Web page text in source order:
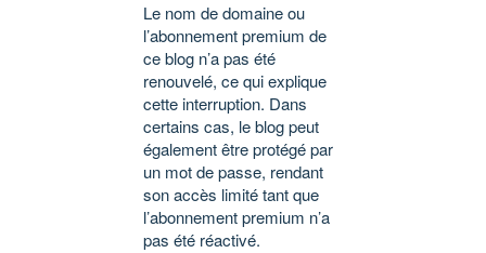
Le nom de domaine ou
l’abonnement premium de
ce blog n’a pas été
renouvelé, ce qui explique
cette interruption. Dans
certains cas, le blog peut
également être protégé par
un mot de passe, rendant
son accès limité tant que
l’abonnement premium n’a
pas été réactivé.